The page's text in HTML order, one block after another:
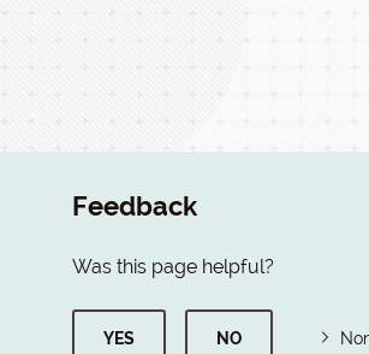
Feedback
Was this page helpful?
YES NO